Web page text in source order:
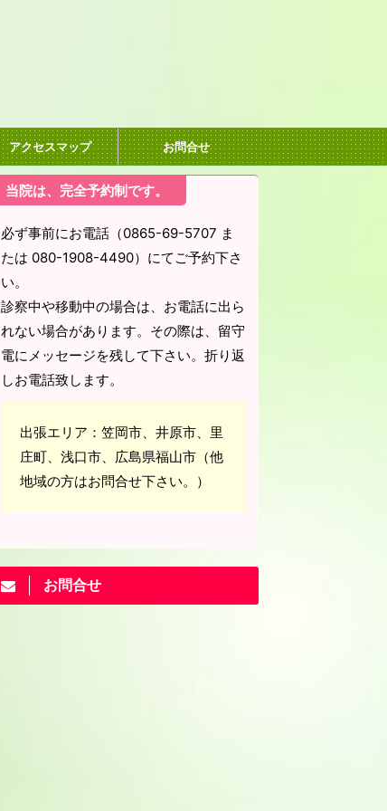
アクセスマップ お問合せ
当院は、完全予約制です。
必ず事前にお電話（0865-69-5707 ま
たは 080-1908-4490）にてご予約下さ
い。
診察中や移動中の場合は、お電話に出ら
れない場合があります。その際は、留守
電にメッセージを残して下さい。折り返
しお電話致します。
出張エリア：笠岡市、井原市、里
庄町、浅口市、広島県福山市（他
地域の方はお問合せ下さい。）
お問合せ